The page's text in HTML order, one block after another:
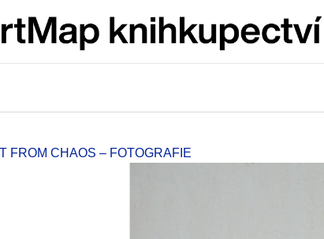
FROM CHAOS – FOTOGRAFIE
HLEDAT